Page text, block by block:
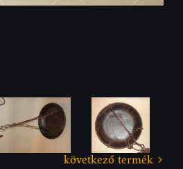
következő termék